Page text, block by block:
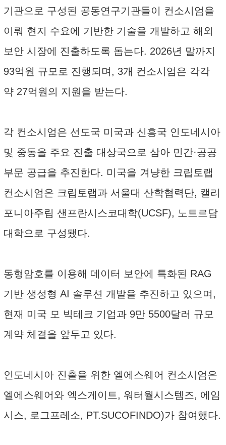
기관으로 구성된 공동연구기관들이 컨소시엄을
이뤄 현지 수요에 기반한 기술을 개발하고 해외
보안 시장에 진출하도록 돕는다. 2026년 말까지
93억원 규모로 진행되며, 3개 컨소시엄은 각각
약 27억원의 지원을 받는다.
각 컨소시엄은 선도국 미국과 신흥국 인도네시아
및 중동을 주요 진출 대상국으로 삼아 민간·공공
부문 공급을 추진한다. 미국을 겨냥한 크립토랩
컨소시엄은 크립토랩과 서울대 산학협력단, 캘리
포니아주립 샌프란시스코대학(UCSF), 노트르담
대학으로 구성됐다.
동형암호를 이용해 데이터 보안에 특화된 RAG
기반 생성형 AI 솔루션 개발을 추진하고 있으며,
현재 미국 모 빅테크 기업과 9만 5500달러 규모
계약 체결을 앞두고 있다.
인도네시아 진출을 위한 엘에스웨어 컨소시엄은
엘에스웨어와 엑스게이트, 워터월시스템즈, 에임
시스, 로그프레소, PT.SUCOFINDO)가 참여했다.